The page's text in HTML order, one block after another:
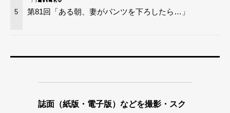
5 第81回「ある朝、妻がパンツを下ろしたら…」
誌面（紙版・電子版）などを撮影・スク